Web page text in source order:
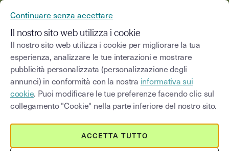
AI CONNECTOR
Scrivi un prompt. Firma.
Connetti Youtrust al tuo assistente IA per
un'esperienza di firma elettronica headless: invia
contratti, verifica le firme e monitora le richieste
con un semplice prompt.
Continuare senza accettare
Il nostro sito web utilizza i cookie
Il nostro sito web utilizza i cookie per migliorare la tua
esperienza, analizzare le tue interazioni e mostrare
pubblicità personalizzata (personalizzazione degli
annunci) in conformità con la nostra informativa sui
cookie. Puoi modificare le tue preferenze facendo clic sul
collegamento "Cookie" nella parte inferiore del nostro sito.
ACCETTA TUTTO